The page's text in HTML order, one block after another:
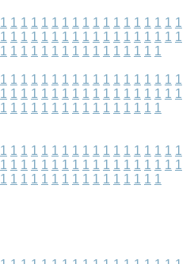
1 1 1 1 1 1 1 1 1 1 1 1 1 1 1 1 1 1
1 1 1 1 1 1 1 1 1 1 1 1 1 1 1 1 1 1
1 1 1 1 1 1 1 1 1 1 1 1 1 1 1 1
1 1 1 1 1 1 1 1 1 1 1 1 1 1 1 1 1 1
1 1 1 1 1 1 1 1 1 1 1 1 1 1 1 1 1 1
1 1 1 1 1 1 1 1 1 1 1 1 1 1 1 1
1 1 1 1 1 1 1 1 1 1 1 1 1 1 1 1 1 1
1 1 1 1 1 1 1 1 1 1 1 1 1 1 1 1 1 1
1 1 1 1 1 1 1 1 1 1 1 1 1 1 1 1